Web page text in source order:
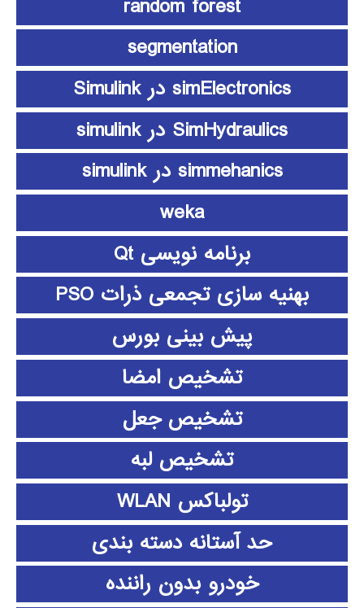
random forest
segmentation
simElectronics در Simulink
SimHydraulics در simulink
simmehanics در simulink
weka
برنامه نویسی Qt
بهنیه سازی تجمعی ذرات PSO
پیش بینی بورس
تشخیص امضا
تشخیص جعل
تشخیص لبه
تولباکس WLAN
حد آستانه دسته بندی
خودرو بدون راننده